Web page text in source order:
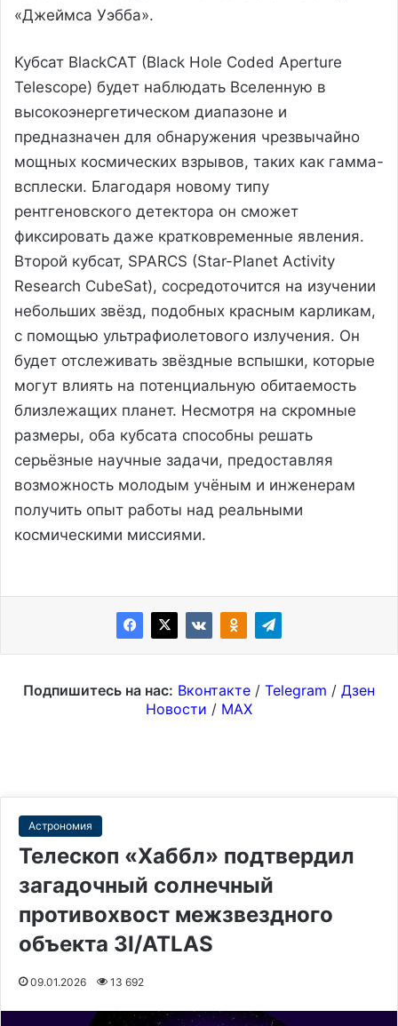
«Джеймса Уэбба».
Кубсат BlackCAT (Black Hole Coded Aperture
Telescope) будет наблюдать Вселенную в
высокоэнергетическом диапазоне и
предназначен для обнаружения чрезвычайно
мощных космических взрывов, таких как гамма-
всплески. Благодаря новому типу
рентгеновского детектора он сможет
фиксировать даже кратковременные явления.
Второй кубсат, SPARCS (Star-Planet Activity
Research CubeSat), сосредоточится на изучении
небольших звёзд, подобных красным карликам,
с помощью ультрафиолетового излучения. Он
будет отслеживать звёздные вспышки, которые
могут влиять на потенциальную обитаемость
близлежащих планет. Несмотря на скромные
размеры, оба кубсата способны решать
серьёзные научные задачи, предоставляя
возможность молодым учёным и инженерам
получить опыт работы над реальными
космическими миссиями.
Подпишитесь на нас: Вконтакте / Telegram / Дзен
Новости / MAX